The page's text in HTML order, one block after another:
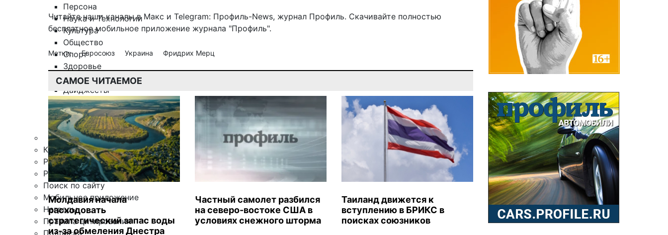
Персона
Наука и Технологии
Культура
Общество
Спорт
Здоровье
Происшествия
Дайджесты
Стиль жизни
Новости партнеров
Интересное
Контакты
Редакция
Рекламная служба
Поиск по сайту
Мобильное приложение
Награды
Правила цитирования
Подписка
Читайте наши каналы в Макс и Telegram: Профиль-News, журнал Профиль. Скачивайте полностью
бесплатное мобильное приложение журнала "Профиль".
Метки: Евросоюз Украина Фридрих Мерц
САМОЕ ЧИТАЕМОЕ
Молдавия начала
расходовать
стратегический запас воды
из-за обмеления Днестра
Частный самолет разбился
на северо-востоке США в
условиях снежного шторма
Таиланд движется к
вступлению в БРИКС в
поисках союзников